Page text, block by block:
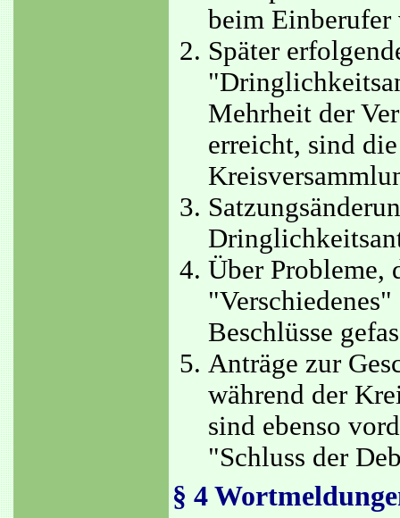
beim
Später
Mehrheit der
erreicht, sind
Über Probleme,
Beschlüsse
Anträge zur
während der
sind ebenso
"Schluss der
§ 4